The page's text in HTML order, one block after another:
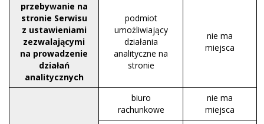
przebywanie na
stronie Serwisu
z ustawieniami
zezwalającymi
na prowadzenie
działań
analitycznych
podmiot
umożliwiający
działania
analityczne na
stronie
nie ma
miejsca
biuro
rachunkowe
nie ma
miejsca